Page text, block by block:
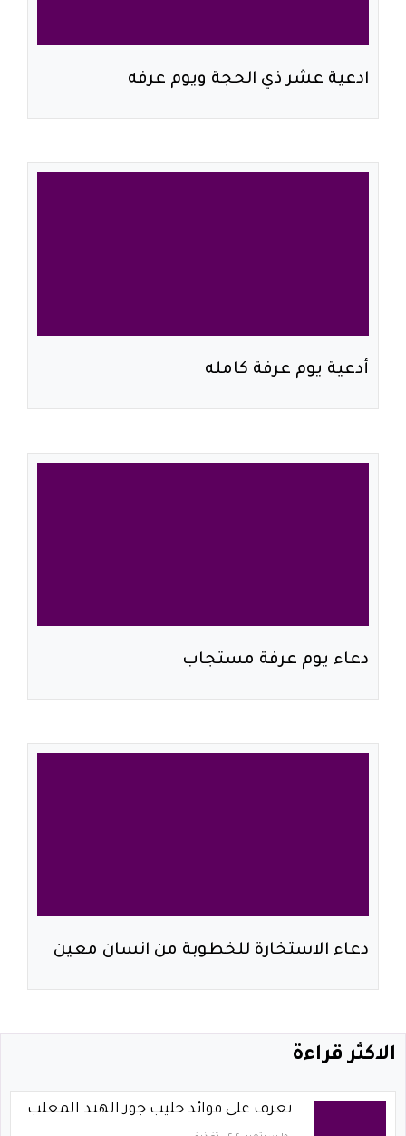
ادعية عشر ذي الحجة ويوم عرفه
أدعية يوم عرفة كامله
دعاء يوم عرفة مستجاب
دعاء الاستخارة للخطوبة من انسان معين
الاكثر قراءة
تعرف على فوائد حليب جوز الهند المعلب